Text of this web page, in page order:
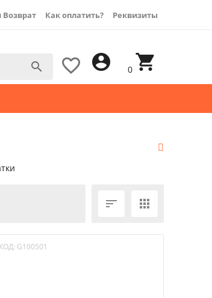
Возврат Как оплатить? Реквизиты
0 



 
КОД: G100501